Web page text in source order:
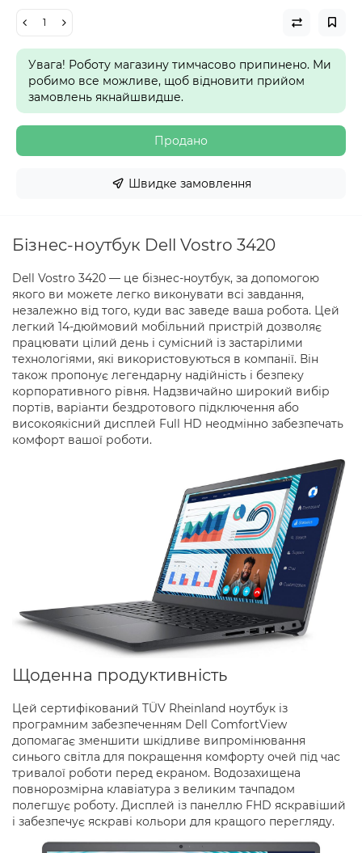
Увага! Роботу магазину тимчасово припинено. Ми
робимо все можливе, щоб відновити прийом
замовлень якнайшвидше.
Продано
Швидке замовлення
Бізнес-ноутбук Dell Vostro 3420
Dell Vostro 3420 — це бізнес-ноутбук, за допомогою
якого ви можете легко виконувати всі завдання,
незалежно від того, куди вас заведе ваша робота. Цей
легкий 14-дюймовий мобільний пристрій дозволяє
працювати цілий день і сумісний із застарілими
технологіями, які використовуються в компанії. Він
також пропонує легендарну надійність і безпеку
корпоративного рівня. Надзвичайно широкий вибір
портів, варіанти бездротового підключення або
високоякісний дисплей Full HD неодмінно забезпечать
комфорт вашої роботи.
Щоденна продуктивність
Цей сертифікований TÜV Rheinland ноутбук із
програмним забезпеченням Dell ComfortView
допомагає зменшити шкідливе випромінювання
синього світла для покращення комфорту очей під час
тривалої роботи перед екраном. Водозахищена
повнорозмірна клавіатура з великим тачпадом
полегшує роботу. Дисплей із панеллю FHD яскравіший
і забезпечує яскраві кольори для кращого перегляду.